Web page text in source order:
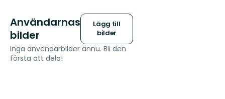
Användarnas
bilder
Lägg till
bilder
Inga användarbilder ännu. Bli den
första att dela!